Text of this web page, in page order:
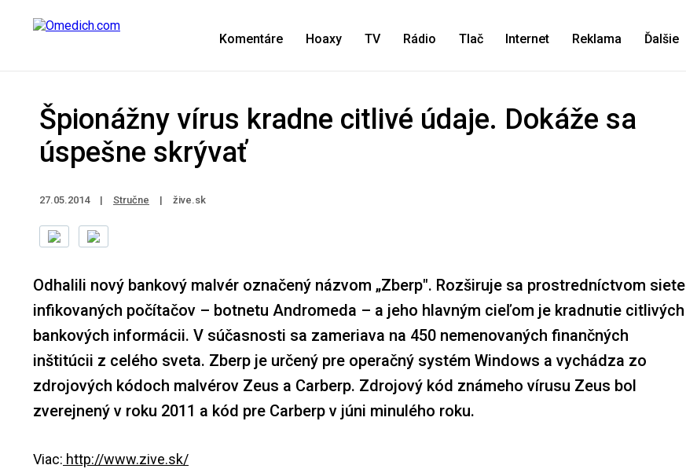
Komentáre Hoaxy TV Rádio Tlač Internet Reklama Ďalšie
Špionážny vírus kradne citlivé údaje. Dokáže sa
úspešne skrývať
27.05.2014 | Stručne | žive.sk
Odhalili nový bankový malvér označený názvom „Zberp". Rozširuje sa prostredníctvom siete
infikovaných počítačov – botnetu Andromeda – a jeho hlavným cieľom je kradnutie citlivých
bankových informácii. V súčasnosti sa zameriava na 450 nemenovaných finančných
inštitúcii z celého sveta. Zberp je určený pre operačný systém Windows a vychádza zo
zdrojových kódoch malvérov Zeus a Carberp. Zdrojový kód známeho vírusu Zeus bol
zverejnený v roku 2011 a kód pre Carberp v júni minulého roku.
Viac: http://www.zive.sk/